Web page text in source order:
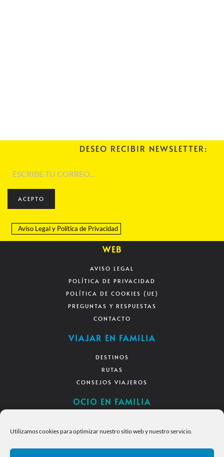
Utilizamos cookies para optimizar nuestro sitio web y nuestro servicio.
DESEO RECIBIR NEWSLETTER:
ACEPTO
Aviso Legaly Política de Privacidad
WEB
AVISO LEGAL
POLÍTICA DE PRIVACIDAD
POLÍTICA DE COOKIES (UE)
PREGUNTAS Y RESPUESTAS
CONTACTO
VIAJAR EN FAMILIA
DESTINOS
RUTAS
CONSEJOS VIAJEROS
OCIO EN FAMILIA
RECURSOS